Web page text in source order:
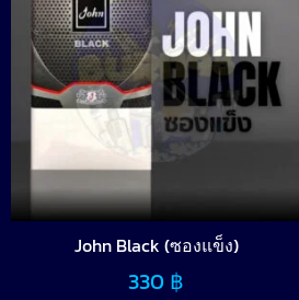
John Black (ซองแข็ง)
330 ฿